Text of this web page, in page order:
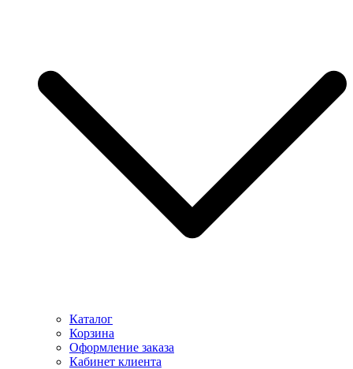
Каталог
Корзина
Оформление заказа
Кабинет клиента